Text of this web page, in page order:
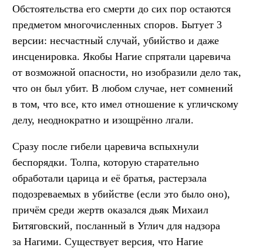
Обстоятельства его смерти до сих пор остаются
предметом многочисленных споров. Бытует 3
версии: несчастный случай, убийство и даже
инсценировка. Якобы Нагие спрятали царевича
от возможной опасности, но изобразили дело так,
что он был убит. В любом случае, нет сомнений
в том, что все, кто имел отношение к угличскому
делу, неоднократно и изощрённо лгали.
Сразу после гибели царевича вспыхнули
беспорядки. Толпа, которую старательно
обработали царица и её братья, растерзала
подозреваемых в убийстве (если это было оно),
причём среди жертв оказался дьяк Михаил
Битяговский, посланный в Углич для надзора
за Нагими. Существует версия, что Нагие